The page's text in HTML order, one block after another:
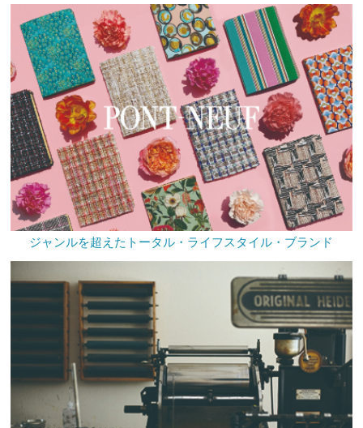
ジャンルを超えたトータル・ライフスタイル・ブランド